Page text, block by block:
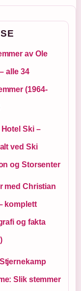
av Ole
alle 34
(1964-
Ski –
ved Ski
og Storsenter
med Christian
komplett
og fakta
Slik stemmer